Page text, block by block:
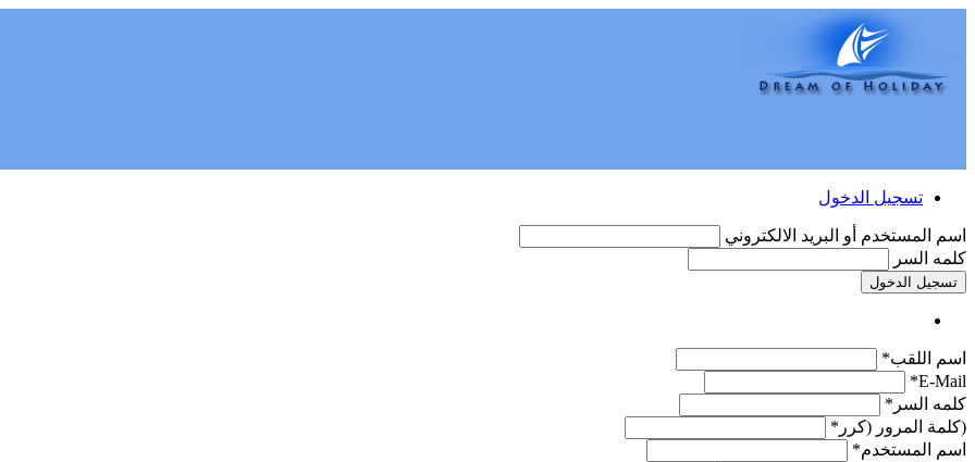
تسجيل الدخول
اسم المستخدم أو البريد الالكتروني
كلمه السر
تسجيل الدخول
اسم اللقب*
E-Mail*
كلمه السر*
(كلمة المرور (كرر*
اسم المستخدم*